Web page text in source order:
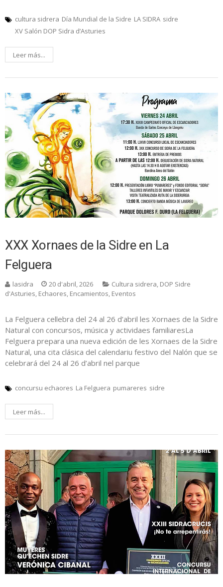
cultura sidrera Día Mundial de la Sidre LA SIDRA sidre
XV Salón DOP Sidra d’Asturies
Leer más...
XXX Xornaes de la Sidre en La
Felguera
lasidra 20 d'abril, 2026 Cultura sidrera, DOP Sidre
d'Asturies, Echaores, Encamientos, Eventos
La Felguera cellebra del 24 al 26 d’abril les Xornaes de la Sidre
Natural con concursos, música y actividaes familiaresLa
Felguera prepara una nueva edición de les Xornaes de la Sidre
Natural, una cita clásica del calendariu festivo del Nalón que se
celebrará del 24 al 26 d’abril nel parque
concursu echaores La Felguera pumareres sidre
Leer más...